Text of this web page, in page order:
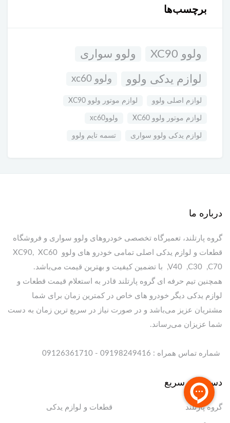
برچسب‌ها
ولوو XC90 ولوو سواری
لوازم یدکی ولوو ولوو xc60
لوازم اصلی ولوو لوازم موتور ولوو XC90
لوازم موتور ولوو XC60 ولووxc60
لوازم یدکی ولوو سواری تسمه تایم ولوو
درباره ما
گروه پارتلند، تعمیرگاه تخصصی خودروهای ولوو سواری و فروشگاه
قطعات و لوازم یدکی اصلی تمامی خودرو های ولوو XC90, XC60
,V40 ,C30 ,C70 با تضمین کیفیت و بهترین قیمت می‌باشد.
همچنین تیم حرفه ای گروه پارتلند قادر به استعلام قیمت قطعات و
لوازم یدکی دیگر خودرو های خاص در کمترین زمان برای شما
مشتریان عزیز می‌باشد و در صورت نیاز در سریع ترین زمان به دست
شما عزیزان می‌رساند.
شماره تماس همراه : 09198249416 - 09126361710
دسترسی سریع
گروه پارتلند قطعات و لوازم یدکی